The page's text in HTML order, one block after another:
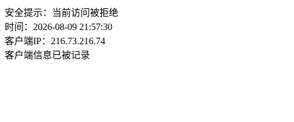
安全提示：当前访问被拒绝
时间：2026-08-09 21:57:30
客户端IP：216.73.216.74
客户端信息已被记录